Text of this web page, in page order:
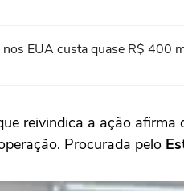
EUA custa quase R$ 400
reivindica a ação
Procurada pelo